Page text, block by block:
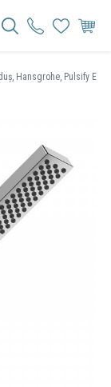
Hansgrohe, Pulsify E